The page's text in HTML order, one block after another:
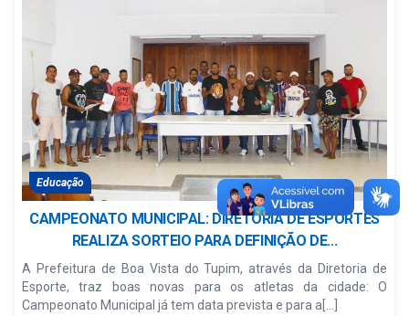
Educação
CAMPEONATO MUNICIPAL: DIRETORIA DE ESPORTES
REALIZA SORTEIO PARA DEFINIÇÃO DE...
A Prefeitura de Boa Vista do Tupim, através da Diretoria de
Esporte, traz boas novas para os atletas da cidade: O
Campeonato Municipal já tem data prevista e para a[...]